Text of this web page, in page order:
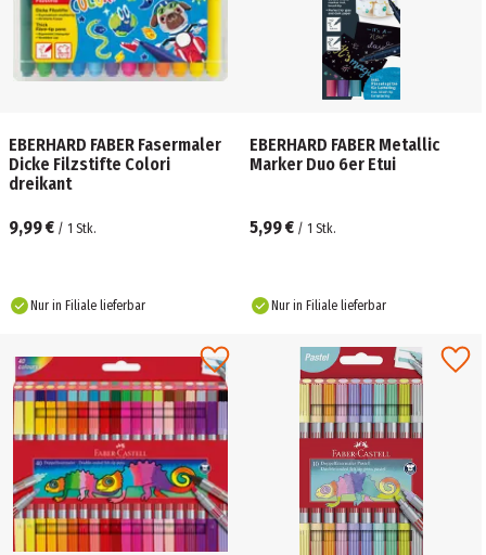
EBERHARD FABER Fasermaler
Dicke Filzstifte Colori
dreikant
9,99 € / 1 Stk.
Nur in Filiale lieferbar
EBERHARD FABER Metallic
Marker Duo 6er Etui
5,99 € / 1 Stk.
Nur in Filiale lieferbar